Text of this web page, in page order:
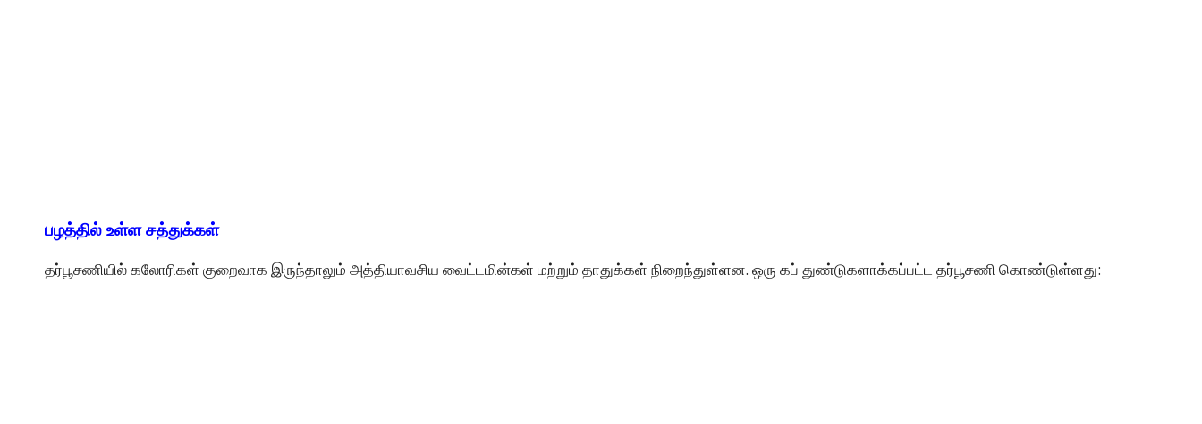
பழத்தில் உள்ள சத்துக்கள்
தர்பூசணியில் கலோரிகள் குறைவாக இருந்தாலும் அத்தியாவசிய வைட்டமின்கள் மற்றும் தாதுக்கள் நிறைந்துள்ளன. ஒரு கப் துண்டுகளாக்கப்பட்ட தர்பூசணி கொண்டுள்ளது: